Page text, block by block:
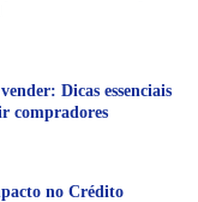
Dicas essenciais
compradores
no Crédito